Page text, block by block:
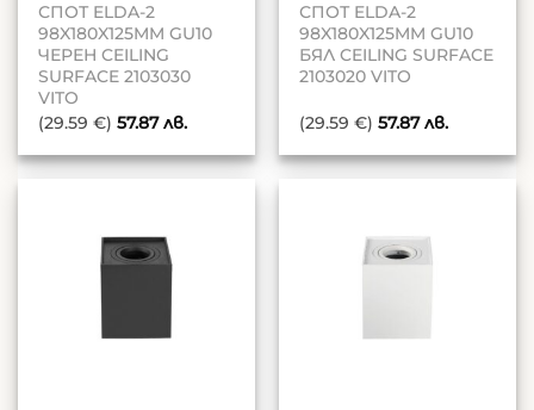
СПОТ ELDA-2
98X180X125MM GU10
ЧЕРЕН CEILING
SURFACE 2103030
VITO
(29.59 €) 57.87лв.
СПОТ ELDA-2
98X180X125MM GU10
БЯЛ CEILING SURFACE
2103020 VITO
(29.59 €) 57.87лв.